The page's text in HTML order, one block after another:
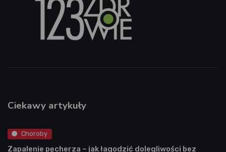
Ciekawy artykuły
Choroby
Zapalenie pęcherza – jak łagodzić dolegliwości bez